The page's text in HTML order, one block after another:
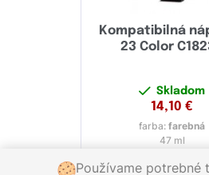
Kompatibilná
23 Color
Skladom
14,10 €
farba:farebná
47 ml
Používame potrebné